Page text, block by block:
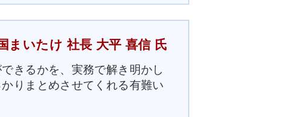
まいたけ 社長 大平 喜信 氏
きるかを、実務で解き明かし
りまとめさせてくれる有難い